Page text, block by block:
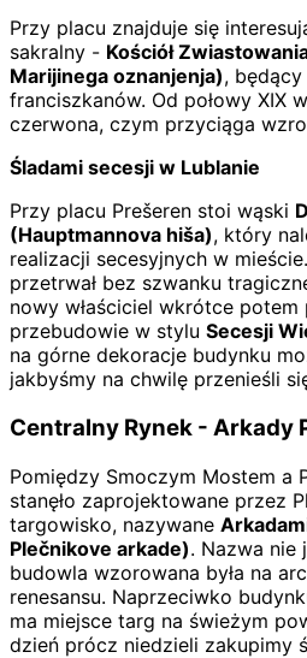
Przy placu znajduje się
sakralny - Kościół
Marijinega oznanjenja),
franciszkanów. Od połowy XIX
czerwona, czym przyciąga
Śladami secesji w Lublanie
Przy placu Prešeren stoi wąski
(Hauptmannova hiša), który
realizacji secesyjnych w
przetrwał bez szwanku
nowy właściciel wkrótce potem
przebudowie w stylu Secesji
na górne dekoracje budynku
jakbyśmy na chwilę przenieśli
Centralny Rynek - Arkady
Pomiędzy Smoczym Mostem a
stanęło zaprojektowane przez
targowisko, nazywane
Plečnikove arkade). Nazwa nie
budowla wzorowana była na
renesansu. Naprzeciwko
ma miejsce targ na świeżym
dzień prócz niedzieli zakupimy